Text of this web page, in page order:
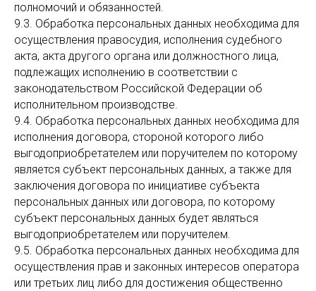
полномочий и обязанностей.
9.3. Обработка персональных данных необходима для
осуществления правосудия, исполнения судебного
акта, акта другого органа или должностного лица,
подлежащих исполнению в соответствии с
законодательством Российской Федерации об
исполнительном производстве.
9.4. Обработка персональных данных необходима для
исполнения договора, стороной которого либо
выгодоприобретателем или поручителем по которому
является субъект персональных данных, а также для
заключения договора по инициативе субъекта
персональных данных или договора, по которому
субъект персональных данных будет являться
выгодоприобретателем или поручителем.
9.5. Обработка персональных данных необходима для
осуществления прав и законных интересов оператора
или третьих лиц либо для достижения общественно